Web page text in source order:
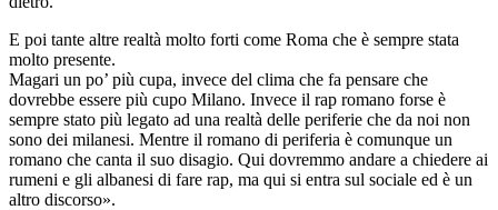
E poi tante altre realtà molto forti come Roma che è sempre stata
molto presente.
Magari un po’ più cupa, invece del clima che fa pensare che
dovrebbe essere più cupo Milano. Invece il rap romano forse è
sempre stato più legato ad una realtà delle periferie che da noi non
sono dei milanesi. Mentre il romano di periferia è comunque un
romano che canta il suo disagio. Qui dovremmo andare a chiedere ai
rumeni e gli albanesi di fare rap, ma qui si entra sul sociale ed è un
altro discorso».